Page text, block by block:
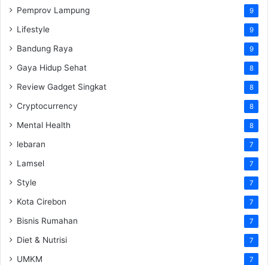
Pemprov Lampung 9
Lifestyle 9
Bandung Raya 9
Gaya Hidup Sehat 8
Review Gadget Singkat 8
Cryptocurrency 8
Mental Health 8
lebaran 7
Lamsel 7
Style 7
Kota Cirebon 7
Bisnis Rumahan 7
Diet & Nutrisi 7
UMKM 7